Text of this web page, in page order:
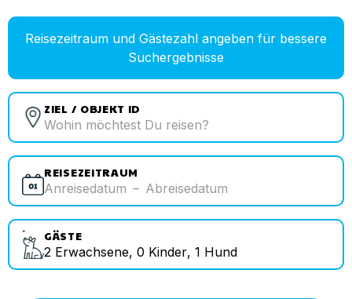
Reisezeitraum und Gästezahl angeben für bessere
Suchergebnisse
ZIEL / OBJEKT ID
REISEZEITRAUM
Anreisedatum – Abreisedatum
GÄSTE
2 Erwachsene, 0 Kinder, 1 Hund